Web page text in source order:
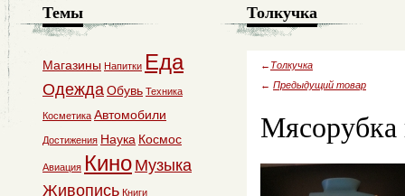
Толкучка
← Толкучка
← Предыдущий товар
Мясорубка
Темы
Магазины Напитки Еда
ОдеждаОбувь Техника
Косметика Автомобили
Достижения Наука Космос
Авиация Кино Музыка
Живопись Книги